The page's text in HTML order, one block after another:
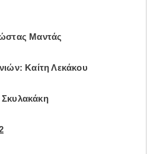
Μαντάς
Καίτη Λεκάκου
Σκυλακάκη